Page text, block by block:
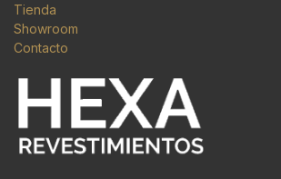
Tienda
Showroom
Contacto